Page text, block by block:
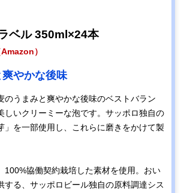
ベル 350ml×24本
）
やかな後味
のうまみと爽やかな後味のベストバラン
しいクリーミーな泡です。サッポロ独自の
」を一部使用し、これらに磨きをかけて製
100%協働契約栽培した素材を使用。おい
する、サッポロビール独自の原料調達シス